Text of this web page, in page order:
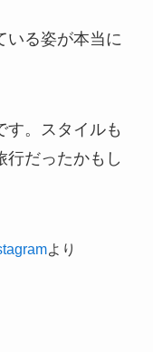
いる姿が本当に
す。スタイルも
行だったかもし
より